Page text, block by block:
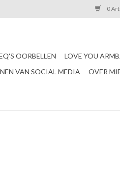
0
OORBELLEN LOVE YOU
VAN SOCIAL MEDIA OVER